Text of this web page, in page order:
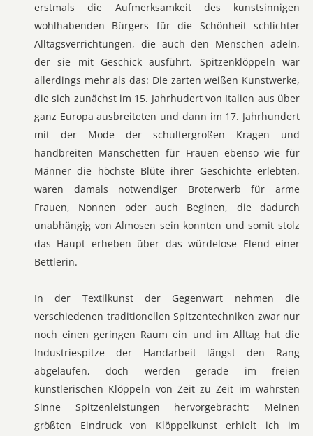
erstmals die Aufmerksamkeit des kunstsinnigen
wohlhabenden Bürgers für die Schönheit schlichter
Alltagsverrichtungen, die auch den Menschen adeln,
der sie mit Geschick ausführt. Spitzenklöppeln war
allerdings mehr als das: Die zarten weißen Kunstwerke,
die sich zunächst im 15. Jahrhudert von Italien aus über
ganz Europa ausbreiteten und dann im 17. Jahrhundert
mit der Mode der schultergroßen Kragen und
handbreiten Manschetten für Frauen ebenso wie für
Männer die höchste Blüte ihrer Geschichte erlebten,
waren damals notwendiger Broterwerb für arme
Frauen, Nonnen oder auch Beginen, die dadurch
unabhängig von Almosen sein konnten und somit stolz
das Haupt erheben über das würdelose Elend einer
Bettlerin.
In der Textilkunst der Gegenwart nehmen die
verschiedenen traditionellen Spitzentechniken zwar nur
noch einen geringen Raum ein und im Alltag hat die
Industriespitze der Handarbeit längst den Rang
abgelaufen, doch werden gerade im freien
künstlerischen Klöppeln von Zeit zu Zeit im wahrsten
Sinne Spitzenleistungen hervorgebracht: Meinen
größten Eindruck von Klöppelkunst erhielt ich im